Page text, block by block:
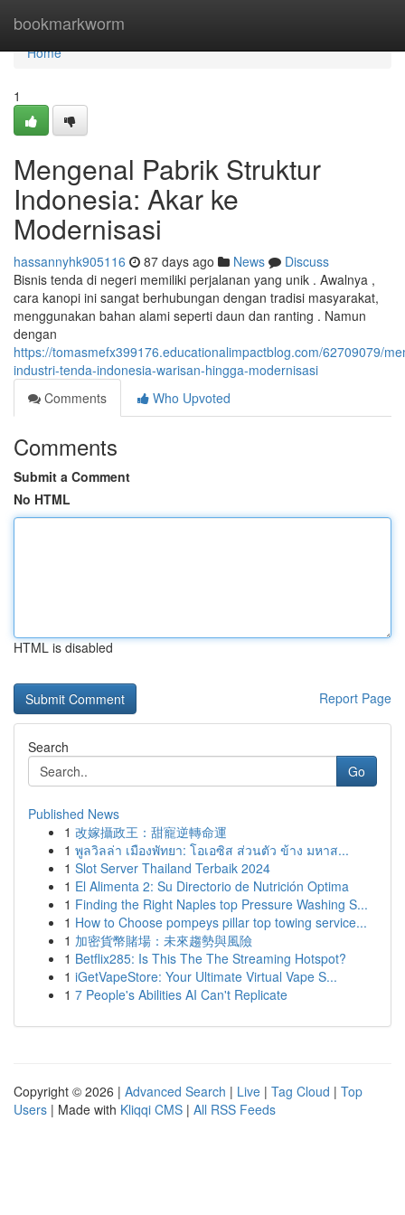
bookmarkworm
Home
Home
1
Mengenal Pabrik Struktur
Indonesia: Akar ke
Modernisasi
hassannyhk905116 87 days ago News
Discuss
Bisnis tenda di negeri memiliki perjalanan yang unik . Awalnya ,
cara kanopi ini sangat berhubungan dengan tradisi masyarakat,
menggunakan bahan alami seperti daun dan ranting . Namun
dengan
https://tomasmefx399176.educationalimpactblog.com/62709079/
industri-tenda-indonesia-warisan-hingga-modernisasi
Comments
Who Upvoted
Comments
Submit a Comment
No HTML
HTML is disabled
Report Page
Search
Go
Published News
1 改嫁攝政王：甜寵逆轉命運
1 พูลวิลล่า เมืองพัทยา: โอเอซิส ส่วนตัว ข้าง มหาส...
1 Slot Server Thailand Terbaik 2024
1 El Alimenta 2: Su Directorio de Nutrición Optima
1 Finding the Right Naples top Pressure Washing S...
1 How to Choose pompeys pillar top towing service...
1 加密貨幣賭場：未來趨勢與風險
1 Betflix285: Is This The The Streaming Hotspot?
1 iGetVapeStore: Your Ultimate Virtual Vape S...
1 7 People's Abilities AI Can't Replicate
Copyright © 2026 | Advanced Search | Live | Tag Cloud | Top
Users | Made with Kliqqi CMS | All RSS Feeds